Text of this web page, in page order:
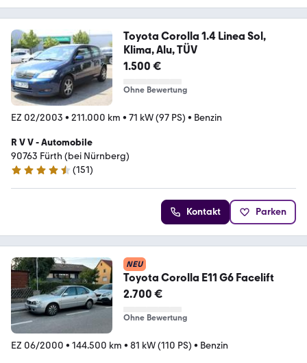
Toyota Corolla 1.4 Linea Sol,
Klima, Alu, TÜV
1.500 €
Ohne Bewertung
EZ 02/2003 • 211.000 km • 71 kW (97 PS) • Benzin
R V V - Automobile
90763 Fürth (bei Nürnberg)
4.7 Sterne
(151)
Kontakt Parken
NEU
Toyota Corolla E11 G6 Facelift
2.700 €
Ohne Bewertung
EZ 06/2000 • 144.500 km • 81 kW (110 PS) • Benzin